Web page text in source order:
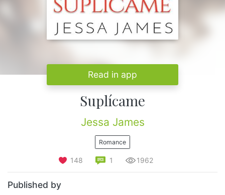
Read in app
Suplícame
Jessa James
Romance
148 1 1962
Published by